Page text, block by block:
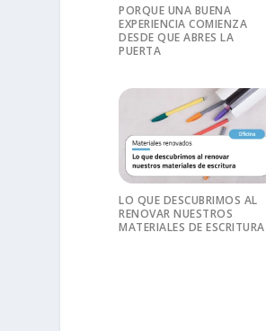
PORQUE UNA BUENA
EXPERIENCIA COMIENZA
DESDE QUE ABRES LA
PUERTA
LO QUE DESCUBRIMOS AL
RENOVAR NUESTROS
MATERIALES DE ESCRITURA